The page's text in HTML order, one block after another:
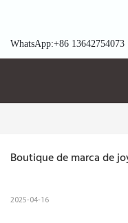
WhatsApp:+86 13642754073
Boutique de marca de
2025-04-16